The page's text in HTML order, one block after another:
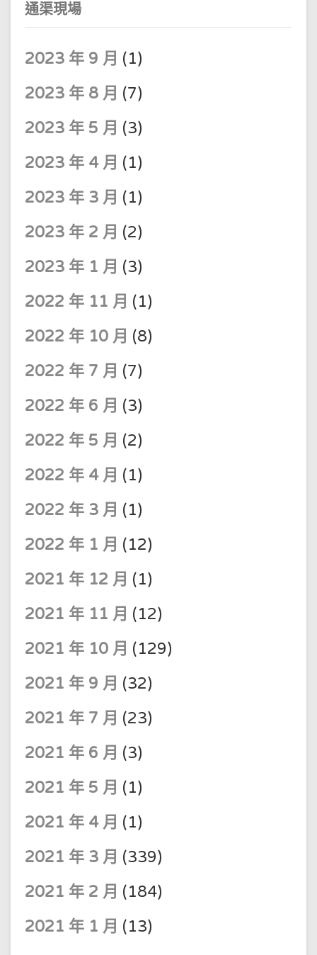
通渠現場
2023 年 9 月 (1)
2023 年 8 月 (7)
2023 年 5 月 (3)
2023 年 4 月 (1)
2023 年 3 月 (1)
2023 年 2 月 (2)
2023 年 1 月 (3)
2022 年 11 月 (1)
2022 年 10 月 (8)
2022 年 7 月 (7)
2022 年 6 月 (3)
2022 年 5 月 (2)
2022 年 4 月 (1)
2022 年 3 月 (1)
2022 年 1 月 (12)
2021 年 12 月 (1)
2021 年 11 月 (12)
2021 年 10 月 (129)
2021 年 9 月 (32)
2021 年 7 月 (23)
2021 年 6 月 (3)
2021 年 5 月 (1)
2021 年 4 月 (1)
2021 年 3 月 (339)
2021 年 2 月 (184)
2021 年 1 月 (13)